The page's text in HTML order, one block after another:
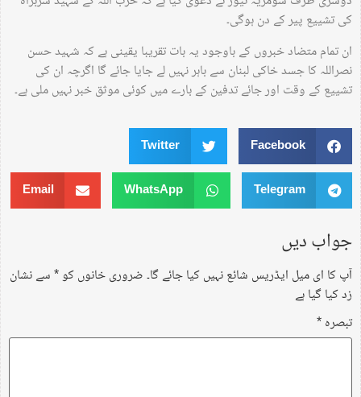
کی تشییع پیر کے دن ہوگی۔
ان تمام متضاد خبروں کے باوجود یہ بات تقریبا یقینی ہے کہ شہید حسن
نصراللہ کا جسد خاکی لبنان سے باہر نہیں لے جایا جائے گا اگرچہ ان کی
تشییع کے وقت اور جائے تدفین کے بارے میں کوئی موثق خبر نہیں ملی ہے۔
Facebook
Twitter
Telegram
WhatsApp
Email
جواب دیں
آپ کا ای میل ایڈریس شائع نہیں کیا جائے گا۔ضروری خانوں کو*سے نشان
زد کیا گیا ہے
تبصرہ*